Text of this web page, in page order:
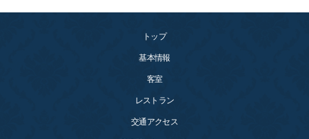
トップ
基本情報
客室
レストラン
交通アクセス